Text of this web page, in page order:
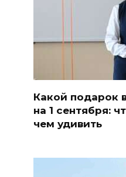
Какой подарок
на 1 сентября:
чем удивить